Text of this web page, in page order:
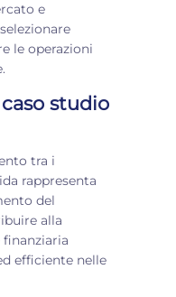
e
le operazioni
studio
tra i
rappresenta
del
alla
efficiente nelle